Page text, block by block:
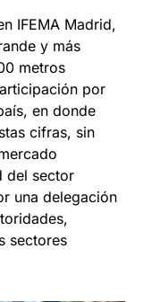
IFEMA Madrid,
y más
metros
por
en donde
cifras, sin
del sector
una delegación
sectores